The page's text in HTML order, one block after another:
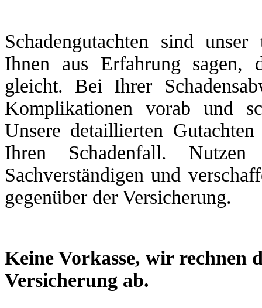
Schadengutachten sind
Ihnen aus Erfahrung sagen,
gleicht. Bei Ihrer
Komplikationen vorab und
Unsere detaillierten
Ihren Schadenfall.
Sachverständigen und
gegenüber der Versicherung.
Keine Vorkasse, wir rechnen
Versicherung ab.